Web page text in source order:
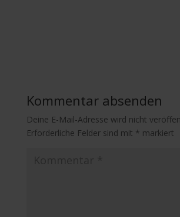
Kommentar absenden
Deine E-Mail-Adresse wird nicht
Erforderliche Felder sind mit * markiert